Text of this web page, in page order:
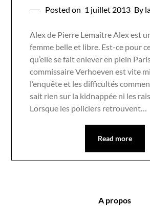
Posted on 1 juillet 2013 By
Alex de Pierre Lemaître Alex est
femme belle et libre. Est-ce pour
qu’elle se fait enlever en plein
commissaire Verhoeven est vite
l’enquête et les difficultés
sait rien sur la kidnappée ni les
Lorsque les policiers retrouvent…
Read more
A propos